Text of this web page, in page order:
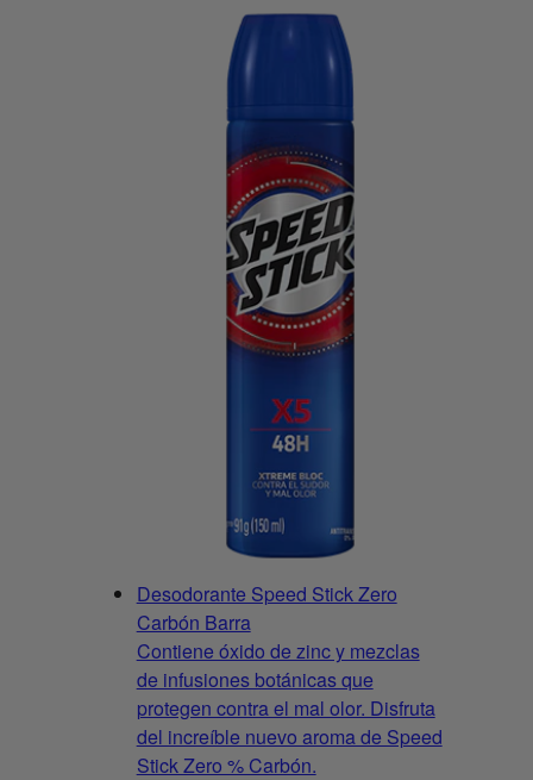
Desodorante Speed Stick Zero
Carbón Barra
Contiene óxido de zinc y mezclas
de infusiones botánicas que
protegen contra el mal olor. Disfruta
del increíble nuevo aroma de Speed
Stick Zero % Carbón.